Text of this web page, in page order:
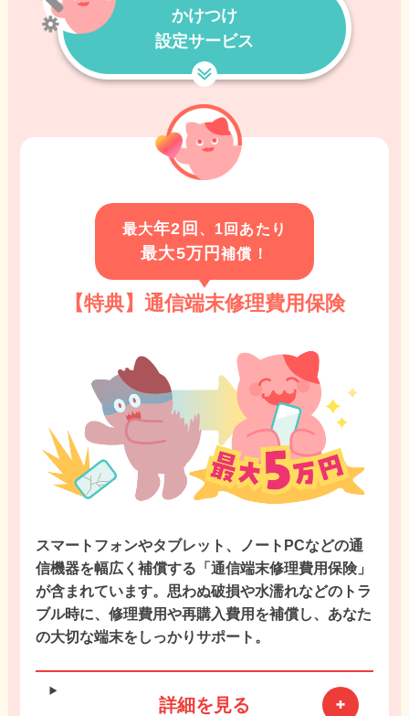
かけつけ
設定サービス
最大年2回 、1回あたり
最大5万円補償！
【特典】通信端末修理費用保険
スマートフォンやタブレット、ノートPCなどの通
信機器を幅広く補償する「通信端末修理費用保険」
が含まれています。思わぬ破損や水濡れなどのトラ
ブル時に、修理費用や再購入費用を補償し、あなた
の大切な端末をしっかりサポート。
詳細を見る